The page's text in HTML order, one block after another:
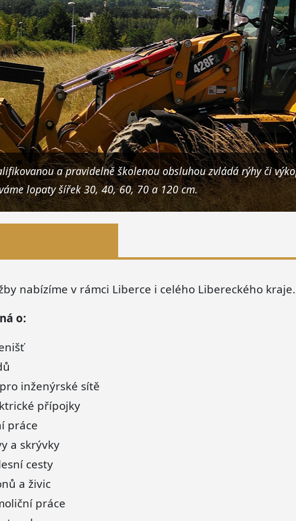
a pravidelně školenou obsluhou zvládá rýhy či
lopaty šířek 30, 40, 60, 70 a 120 cm.
nabízíme v rámci Liberce i celého Libereckého kraje.
o:
inženýrské sítě
přípojky
práce
a skrývky
cesty
a živic
práce